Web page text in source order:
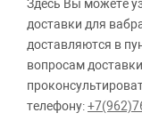
Здесь Вы можете
доставки для
доставляются в
вопросам
телефону: